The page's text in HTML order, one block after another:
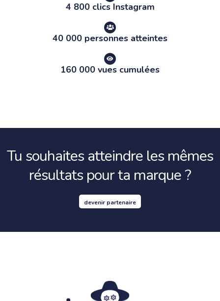
160 000 vues cumulées
40 000 personnes atteintes
4 800 clics Instagram
Tu souhaites atteindre les mêmes
résultats pour ta marque ?
devenir partenaire